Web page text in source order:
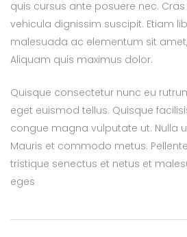
quis cursus ante posuere nec.
vehicula dignissim suscipit. Etiam
malesuada ac elementum sit
Aliquam quis maximus dolor.
Quisque consectetur nunc eu
eget euismod tellus. Quisque
congue magna vulputate ut. Nulla
Mauris et commodo metus.
tristique senectus et netus et
eges